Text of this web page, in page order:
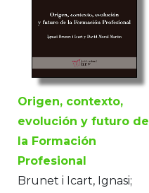
Origen, contexto,
evolución y futuro de
la Formación
Profesional
Brunet i Icart, Ignasi;